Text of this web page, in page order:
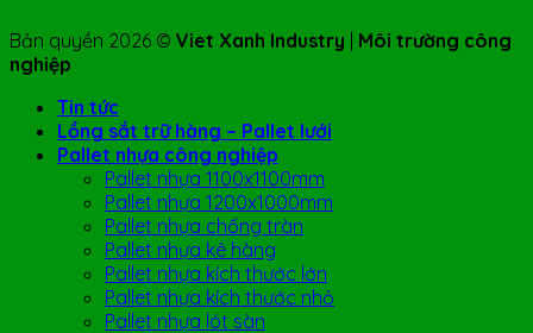
Bản quyền 2026 © Viet Xanh Industry
Môi trường công
nghiệp
Tin tức
Lồng sắt trữ hàng – Pallet lưới
Pallet nhựa công nghiệp
Pallet nhựa 1100x1100mm
Pallet nhựa 1200x1000mm
Pallet nhựa chống tràn
Pallet nhựa kê hàng
Pallet nhựa kích thước lớn
Pallet nhựa kích thước nhỏ
Pallet nhựa lót sàn